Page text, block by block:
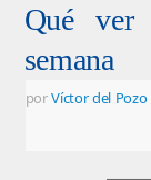
Qué
semana
porVíctor del Pozo